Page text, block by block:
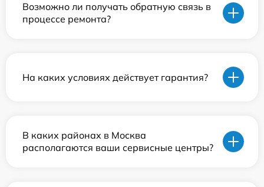
Возможно ли получать обратную связь в
процессе ремонта?
На каких условиях действует гарантия?
В каких районах в Москва
располагаются ваши сервисные центры?